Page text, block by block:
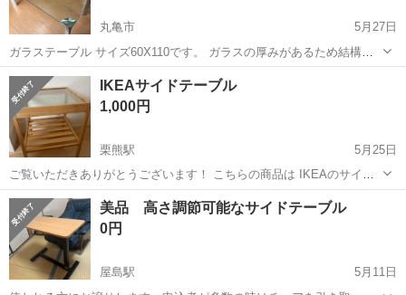
丸亀市
5月27日
ガラステーブル サイズ60X110です。 ガラスの厚みがあるため結構重
量があります。 事務所の断捨離してます。
香川 丸亀市 テーブル ガラス
IKEAサイドテーブル
1,000円
栗熊駅
5月25日
ご覧いただきありがとうございます！ こちらの商品は IKEAのサイド
テーブルとなっております。 汚れがある為かなりお安く出品していま
す。 取りに来ていただける方のみお渡し致します！ #IKEA #サイドテ
ーブル
香川 丸亀市 栗熊駅 テーブル サイドテーブル
美品 高さ調節可能なサイドテーブル
0円
屋島駅
5月11日